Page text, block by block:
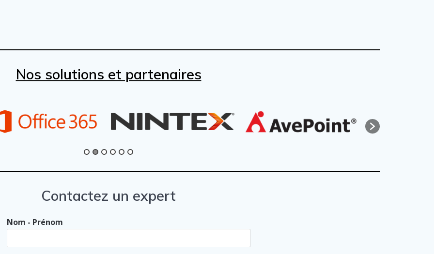
Nos solutions et partenaires
Contactez un expert
Nom - Prénom